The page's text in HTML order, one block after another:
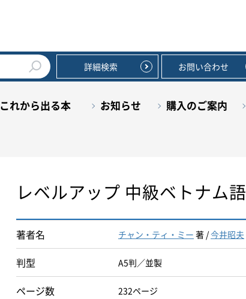
詳細検索 お問い合わせ
これから出る本 お知らせ 購入のご案内
レベルアップ 中級ベトナム語
著者名 チャン・ティ・ミー 著 /今井昭夫
判型 A5判／並製
ページ数 232ページ